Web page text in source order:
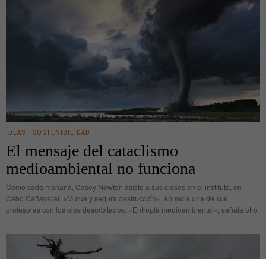
IDEAS · SOSTENIBILIDAD
El mensaje del cataclismo
medioambiental no funciona
Como cada mañana, Casey Newton asiste a sus clases en el instituto, en
Cabo Cañaveral. «Mutua y segura destrucción», anuncia una de sus
profesoras con los ojos desorbitados. «Entropía medioambiental», señala otro